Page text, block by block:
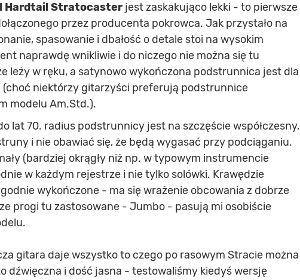
Hardtail Stratocaster jest zaskakująco lekki - to pierwsze
przez producenta pokrowca. Jak przystało na
spasowanie i dbałość o detale stoi na wysokim
naprawdę wnikliwie i do niczego nie można się tu
leży w ręku, a satynowo wykończona podstrunnica jest dla
niektórzy gitarzyści preferują podstrunnice
modelu Am.Std.).
lat 70. radius podstrunnicy jest na szczęście współczesny,
i nie obawiać się, że będą wygasać przy podciąganiu.
(bardziej okrągły niż np. w typowym instrumencie
w każdym rejestrze i nie tylko solówki. Krawędzie
wykończone - ma się wrażenie obcowania z dobrze
progi tu zastosowane - Jumbo - pasują mi osobiście
gitara daje wszystko to czego po rasowym Stracie można
dźwięczna i dość jasna - testowaliśmy kiedyś wersję